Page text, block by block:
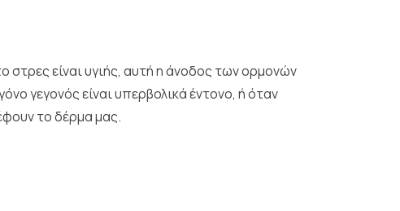
στρες είναι υγιής, αυτή η άνοδος των ορμονών
γεγονός είναι υπερβολικά έντονο, ή όταν
το δέρμα μας.